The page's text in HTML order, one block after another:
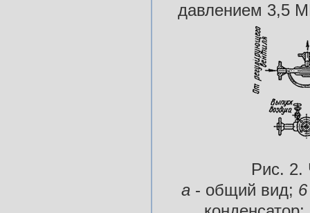
давлением 3,5
Рис. 2.
а - общий вид;